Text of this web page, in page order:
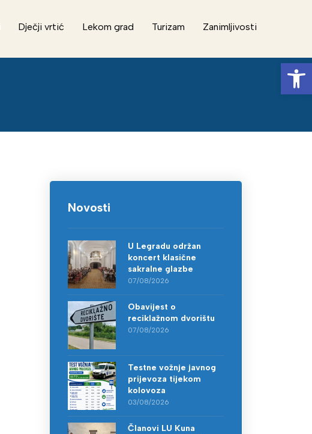
Dječji vrtić Lekom grad Turizam
Zanimljivosti
Novosti
U Legradu održan
koncert klasične
sakralne glazbe
07/08/2026
Obavijest o
reciklažnom dvorištu
07/08/2026
Testne vožnje javnog
prijevoza tijekom
kolovoza
03/08/2026
Članovi LU Kuna